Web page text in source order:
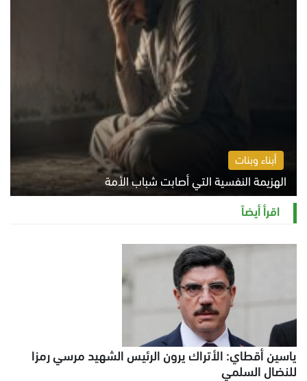
أبناء وبنات
الهزيمة النفسية التي أصابت شباب الأمة
الخميس 6 أغسطس 2026 11:12 ص
اقرأ أيضاً
ياسين أقطاي: الأتراك يرون الرئيس الشهيد مرسي رمزا
للنضال السلمي